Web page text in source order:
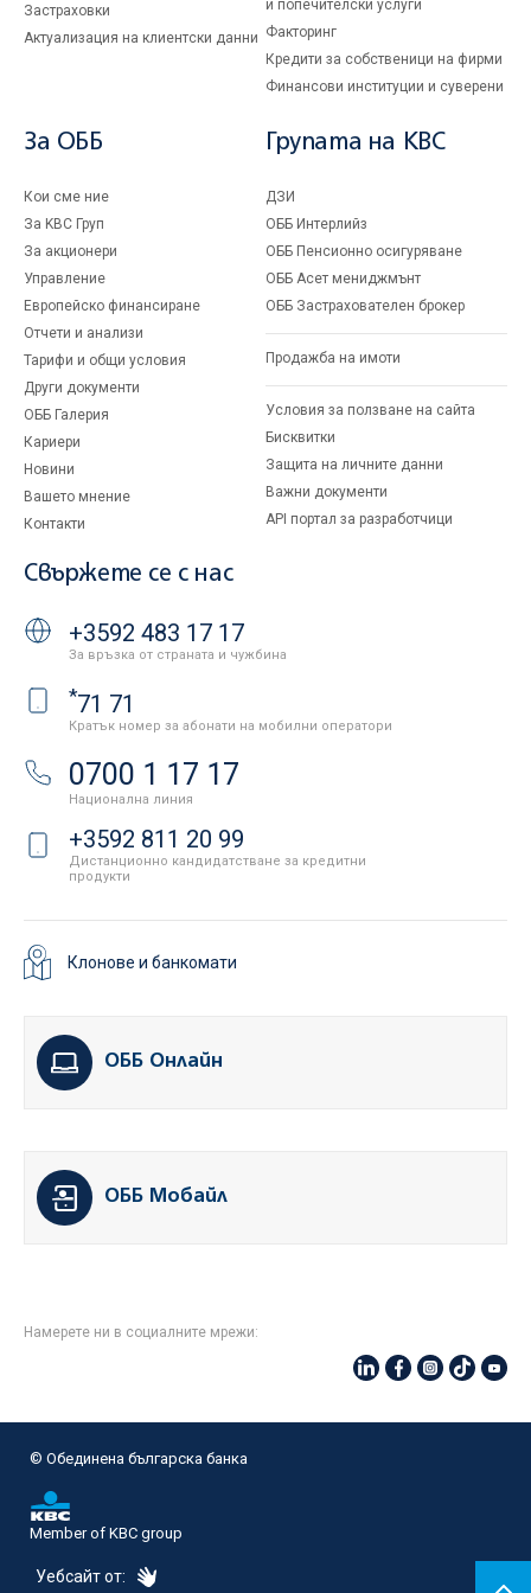
Застраховки
Актуализация на клиентски данни
и попечителски услуги
Факторинг
Кредити за собственици на фирми
Финансови институции и суверени
За ОББ
Кои сме ние
За KBC Груп
За акционери
Управление
Европейско финансиране
Отчети и анализи
Тарифи и общи условия
Други документи
ОББ Галерия
Кариери
Новини
Вашето мнение
Контакти
Групата на KBC
ДЗИ
ОББ Интерлийз
ОББ Пенсионно осигуряване
ОББ Асет мениджмънт
ОББ Застрахователен брокер
Продажба на имоти
Условия за ползване на сайта
Бисквитки
Защита на личните данни
Важни документи
API портал за разработчици
Свържете се с нас
+3592 483 17 17
За връзка от страната и чужбина
*71 71
Кратък номер за абонати на мобилни оператори
0700 1 17 17
Национална линия
+3592 811 20 99
Дистанционно кандидатстване за кредитни
продукти
Клонове и банкомати
ОББ Онлайн
ОББ Мобайл
Намерете ни в социалните мрежи:
© Oбединена българска банка
Member of KBC group
Уебсайт от: eDesign